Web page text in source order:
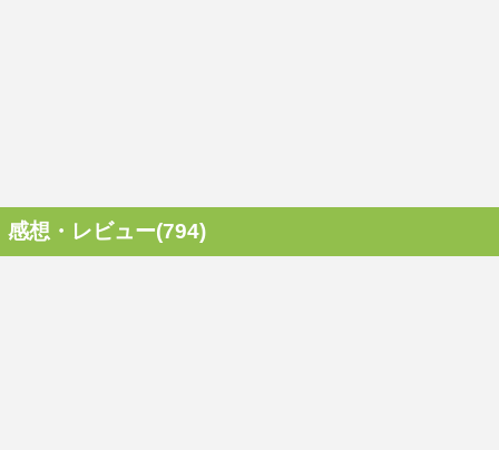
感想・レビュー(794)